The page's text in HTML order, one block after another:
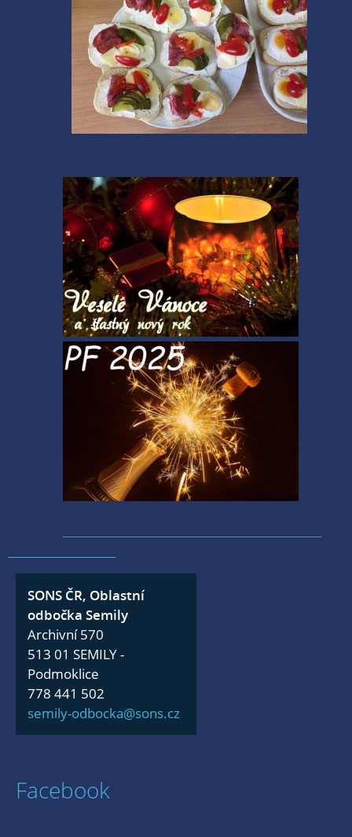
SONS ČR, Oblastní
odbočka Semily
Archivní 570
513 01 SEMILY -
Podmoklice
778 441 502
semily-odbocka@sons.cz
Facebook